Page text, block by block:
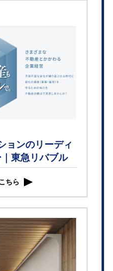
ョンのリーディ
東急リバブル
ちら